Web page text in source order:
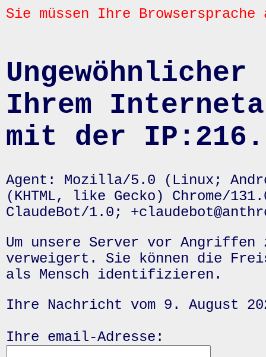
Sie müssen Ihre
Ihrem
mit der
Agent: Mozilla/5.0 (Linux;
(KHTML, like Gecko) Chrome/
ClaudeBot/1.0;
Um unsere Server vor
verweigert. Sie können die
als Mensch identifizieren.
Ihre Nachricht vom 9. August
Ihre email-Adresse: